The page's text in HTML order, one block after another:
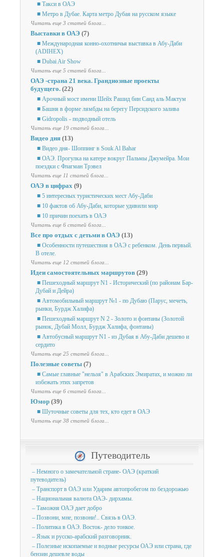
■ Такси в ОАЭ
■ Метро в Дубае. Карта метро Дубая на русском языке
Читать еще 3 статей блога...
Выставки в ОАЭ (7)
■ Международная конно-охотничья выставка в Абу-Даби
(ADIHEX)
■ Dubai Air Show
Читать еще 5 статей блога...
ОАЭ -страна 21 века. Грандиозные проекты
будущего. (22)
■ Арочный мост имени Шейх Рашид бин Саид аль Мактум
■ Башня в форме лямбды на берегу Персидского залива
■ Gidropolis - подводный отель
Читать еще 19 статей блога...
Видео дня (13)
■ Видео дня- Шоппинг в Souk Al Bahar
■ ОАЭ. Прогулка на катере вокруг Пальмы Джумейра. Мои
поездки с Флагман Трэвел
Читать еще 11 статей блога...
ОАЭ в цифрах (9)
■ 5 интересных туристических мест Абу-Даби
■ 10 фактов об Абу-Даби, которые удивили мир
■ 10 причин поехать в ОАЭ
Читать еще 6 статей блога...
Все про отдых с детьми в ОАЭ (13)
■ Особенности путешествия в ОАЭ с ребенком. День первый.
В отеле.
Читать еще 12 статей блога...
Идеи самостоятельных маршрутов (29)
■ Пешеходный маршрут N1 - Исторический (по районам Бар-
Дубай и Дейра)
■ Автомобильный маршрут №1 - по Дубаю (Парус, мечеть,
рынки, Бурдж Халифа)
■ Пешеходный маршрут N 2 - Золото и фонтаны (Золотой
рынок, Дубай Молл, Бурдж Халифа, фонтаны)
■ Автобусный маршрут N1 - из Дубая в Абу-Даби дешево и
сердито
Читать еще 25 статей блога...
Полезные советы (7)
■ Самые главные "нельзя" в Арабских Эмиратах, и можно ли
избежать этих запретов
Читать еще 6 статей блога...
Юмор (39)
■ Шуточные советы для тех, кто едет в ОАЭ
Читать еще 38 статей блога...
Путеводитель
– Немного о замечательной стране- ОАЭ (краткий
путеводитель)
– Транспорт в ОАЭ или Ударим автопробегом по бездорожью
– Национальная валюта ОАЭ- дирхамы.
– Таможня ОАЭ дает добро
– Позвони, мне, позвони!.. Связь в ОАЭ.
– Политика в ОАЭ. Восток- дело тонкое.
– Язык и русско-арабский разговорник.
– Полезные ископаемые и водные ресурсы ОАЭ или страна, где
бензин дешевле воды